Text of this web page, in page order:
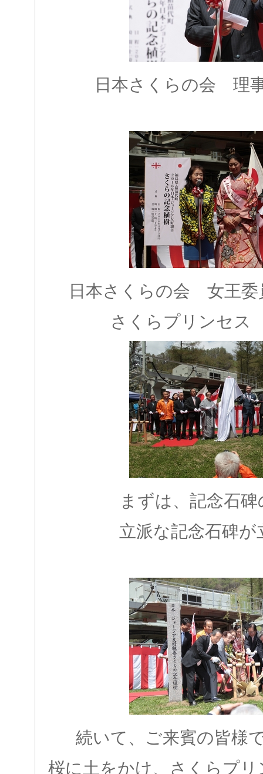
日本さくらの会 理
日本さくらの会 女王
さくらプリンセ
まずは、記念石
立派な記念石碑
続いて、ご来賓の皆様
桜に土をかけ、さくらプ